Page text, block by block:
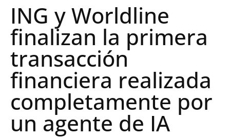
ING y Worldline
finalizan la primera
transacción
financiera realizada
completamente por
un agente de IA